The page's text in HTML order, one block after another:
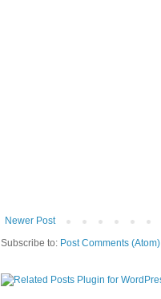
Newer Post
Subscribe to: Post Comments (Atom)